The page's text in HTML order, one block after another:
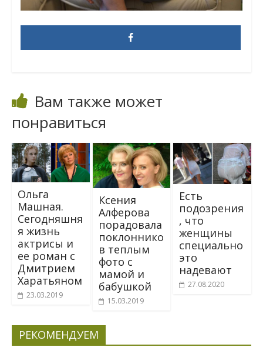
Вам также может
понравиться
Ольга
Машная.
Сегодняшня
я жизнь
актрисы и
ее роман с
Дмитрием
Харатьяном
23.03.2019
Ксения
Алферова
порадовала
поклоннико
в теплым
фото с
мамой и
бабушкой
15.03.2019
Есть
подозрения
, что
женщины
специально
это
надевают
27.08.2020
РЕКОМЕНДУЕМ